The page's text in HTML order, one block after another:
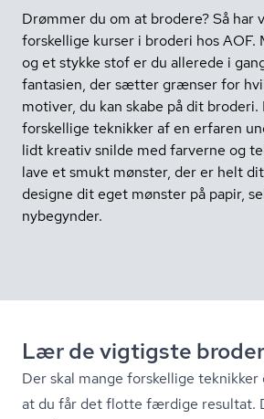
Drømmer du om at brodere? Så har
forskellige kurser i broderi hos AOF.
og et stykke stof er du allerede i
fantasien, der sætter grænser for
motiver, du kan skabe på dit
forskellige teknikker af en erfaren
lidt kreativ snilde med farverne og
lave et smukt mønster, der er helt
designe dit eget mønster på papir,
nybegynder.
Lær de vigtigste
Der skal mange forskellige
at du får det flotte færdige resultat.